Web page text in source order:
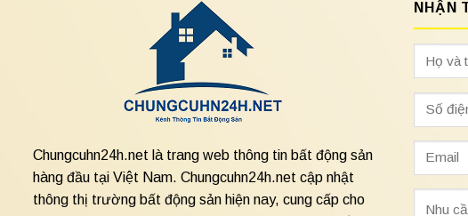
Chungcuhn24h.net là trang web thông tin bất động sản
hàng đầu tại Việt Nam. Chungcuhn24h.net cập nhật
thông thị trường bất động sản hiện nay, cung cấp cho
NHẬN